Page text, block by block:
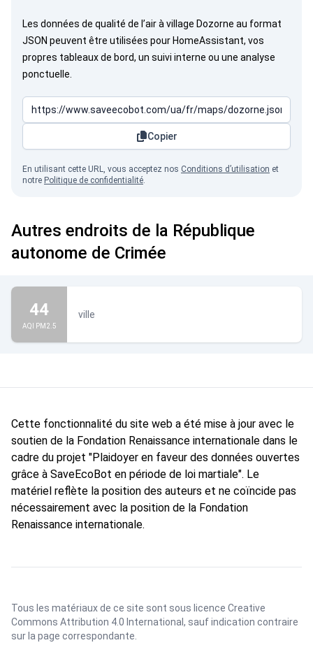
Les données de qualité de l’air à village Dozorne au format
JSON peuvent être utilisées pour HomeAssistant, vos
propres tableaux de bord, un suivi interne ou une analyse
ponctuelle.
Copier
En utilisant cette URL, vous acceptez nos Conditions d’utilisation et
notre Politique de confidentialité.
Autres endroits de la République
autonome de Crimée
44
AQI PM2.5
ville
Cette fonctionnalité du site web a été mise à jour avec le
soutien de la Fondation Renaissance internationale dans le
cadre du projet "Plaidoyer en faveur des données ouvertes
grâce à SaveEcoBot en période de loi martiale". Le
matériel reflète la position des auteurs et ne coïncide pas
nécessairement avec la position de la Fondation
Renaissance internationale.
Tous les matériaux de ce site sont sous licence Creative
Commons Attribution 4.0 International , sauf indication contraire
sur la page correspondante.